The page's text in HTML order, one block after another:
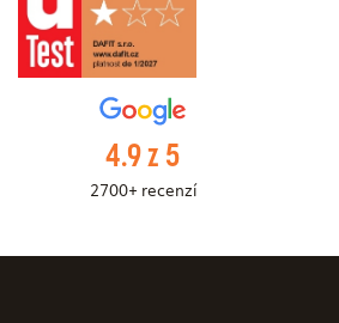
4.9 z 5
2700+ recenzí